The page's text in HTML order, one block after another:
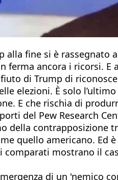
alla fine si è rassegnato
ferma ancora i ricorsi. E
di Trump di
elezioni. È solo
E che rischia di
del Pew Research
della contrapposizione
quello americano. Ed
comparati mostrano il
di un 'nemico